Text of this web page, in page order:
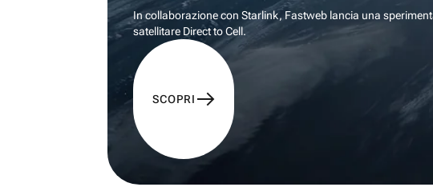
In collaborazione con Starlink, Fastweb lancia una
satellitare Direct to Cell.
SCOPRI